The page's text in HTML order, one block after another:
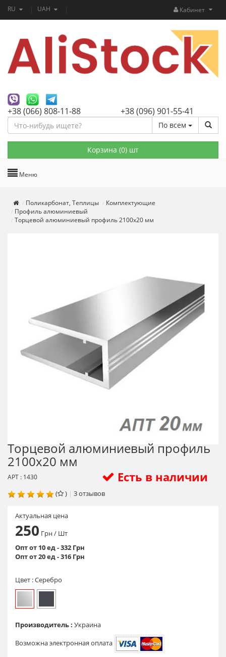
RU UAH Кабинет
+38 (066) 808-11-88 +38 (096) 901-55-41
По всем
Корзина (0) шт
Меню
Поликарбонат, Теплицы
Комплектующие
Профиль алюминиевый
Торцевой алюминиевый профиль 2100х20 мм
Торцевой алюминиевый профиль
2100х20 мм
Есть в наличии
АРТ : 1430
( ) | 3отзывов
Актуальная цена
250 Грн/ Шт
Опт от 10 ед - 332 Грн
Опт от 20 ед - 316 Грн
Цвет :Серебро
Производитель : Украина
Возможна электронная оплата